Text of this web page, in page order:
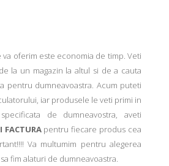
va oferim este economia de timp. Veti
la un magazin la altul si de a cauta
pentru dumneavoastra. Acum puteti
iar produsele le veti primi in
de dumneavostra, aveti
FACTURApentru fiecare produs cea
Va multumim pentru alegerea
fim alaturi de dumneavoastra.